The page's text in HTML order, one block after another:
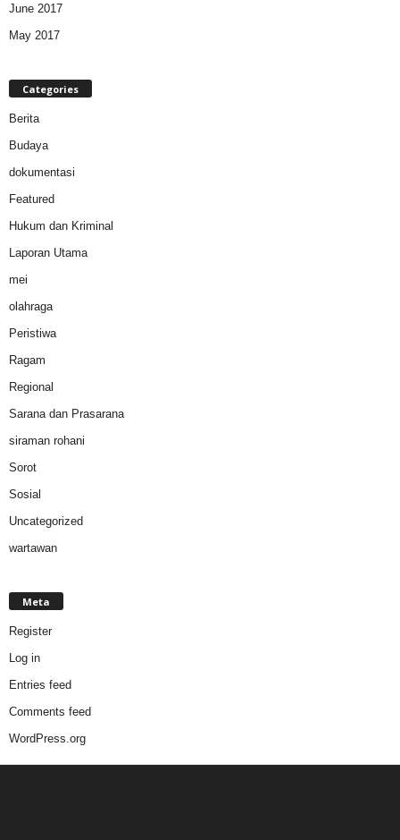
June 2017
May 2017
Categories
Berita
Budaya
dokumentasi
Featured
Hukum dan Kriminal
Laporan Utama
mei
olahraga
Peristiwa
Ragam
Regional
Sarana dan Prasarana
siraman rohani
Sorot
Sosial
Uncategorized
wartawan
Meta
Register
Log in
Entries feed
Comments feed
WordPress.org